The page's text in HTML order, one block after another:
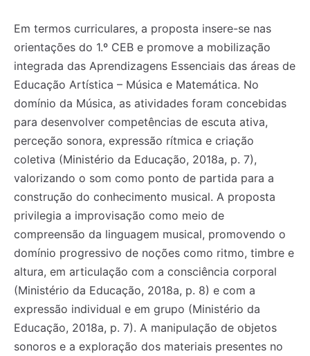
Em termos curriculares, a proposta insere-se nas
orientações do 1.º CEB e promove a mobilização
integrada das Aprendizagens Essenciais das áreas de
Educação Artística – Música e Matemática. No
domínio da Música, as atividades foram concebidas
para desenvolver competências de escuta ativa,
perceção sonora, expressão rítmica e criação
coletiva (Ministério da Educação, 2018a, p. 7),
valorizando o som como ponto de partida para a
construção do conhecimento musical. A proposta
privilegia a improvisação como meio de
compreensão da linguagem musical, promovendo o
domínio progressivo de noções como ritmo, timbre e
altura, em articulação com a consciência corporal
(Ministério da Educação, 2018a, p. 8) e com a
expressão individual e em grupo (Ministério da
Educação, 2018a, p. 7). A manipulação de objetos
sonoros e a exploração dos materiais presentes no